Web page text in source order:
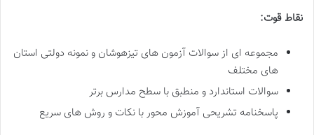
نقاط قوت:
مجموعه ای از سوالات آزمون های تیزهوشان و نمونه دولتی استان
های مختلف
سوالات استاندارد و منطبق با سطح مدارس برتر
پاسخنامه تشریحی آموزش محور با نکات و روش های سریع